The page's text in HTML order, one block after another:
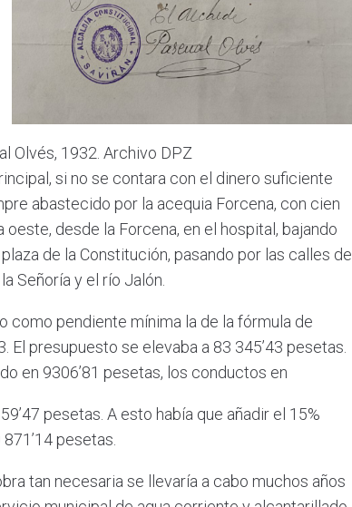
Olvés, 1932. Archivo DPZ
si no se contara con el dinero suficiente
abastecido por la acequia Forcena, con cien
desde la Forcena, en el hospital, bajando
de la Constitución, pasando por las calles de
Señoría y el río Jalón.
pendiente mínima la de la fórmula de
El presupuesto se elevaba a 83 345’43 pesetas.
en 9306’81 pesetas, los conductos en
pesetas. A esto había que añadir el 15%
pesetas.
tan necesaria se llevaría a cabo muchos años